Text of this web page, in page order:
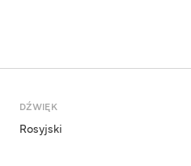
DŹWIĘK
Rosyjski